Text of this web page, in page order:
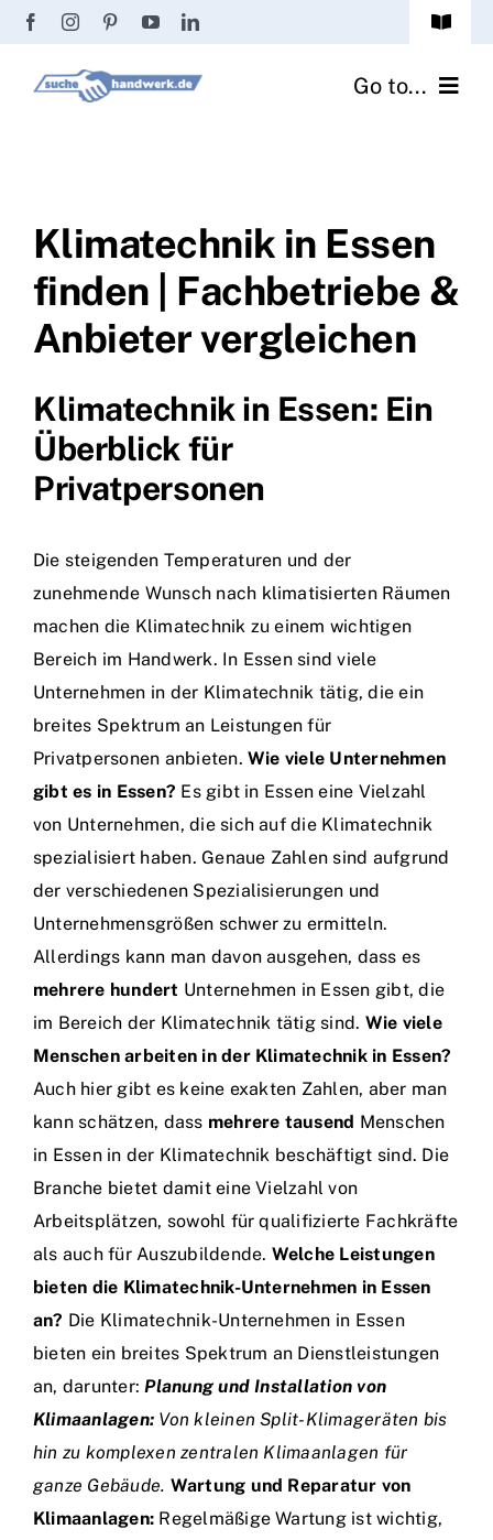
Zum
springen
Toggle
Passwort vergessen? Go to...
Handwerker Ratgeber
Wir über uns
Klimatechnik in Essen
finden | Fachbetriebe &
Anbieter vergleichen
Klimatechnik in Essen: Ein
Überblick für
Privatpersonen
Die steigenden Temperaturen und der
zunehmende Wunsch nach klimatisierten Räumen
machen die Klimatechnik zu einem wichtigen
Bereich im Handwerk. In Essen sind viele
Unternehmen in der Klimatechnik tätig, die ein
breites Spektrum an Leistungen für
Privatpersonen anbieten.Wie viele Unternehmen
gibt es in Essen? Es gibt in Essen eine Vielzahl
von Unternehmen, die sich auf die Klimatechnik
spezialisiert haben. Genaue Zahlen sind aufgrund
der verschiedenen Spezialisierungen und
Unternehmensgrößen schwer zu ermitteln.
Allerdings kann man davon ausgehen, dass es
mehrere hundert Unternehmen in Essen gibt, die
im Bereich der Klimatechnik tätig sind. Wie viele
Menschen arbeiten in der Klimatechnik in Essen?
Auch hier gibt es keine exakten Zahlen, aber man
kann schätzen, dass mehrere tausend Menschen
in Essen in der Klimatechnik beschäftigt sind. Die
Branche bietet damit eine Vielzahl von
Arbeitsplätzen, sowohl für qualifizierte Fachkräfte
als auch für Auszubildende. Welche Leistungen
bieten die Klimatechnik-Unternehmen in Essen
an? Die Klimatechnik-Unternehmen in Essen
bieten ein breites Spektrum an Dienstleistungen
an, darunter:Planung und Installation von
Klimaanlagen: Von kleinen Split-Klimageräten bis
hin zu komplexen zentralen Klimaanlagen für
ganze Gebäude. Wartung und Reparatur von
Klimaanlagen: Regelmäßige Wartung ist wichtig,